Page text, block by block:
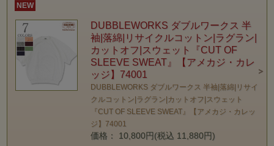
NEW
DUBBLEWORKS ダブルワークス 半
袖|落綿|リサイクルコットン|ラグラン|
カットオフ|スウェット『CUT OF
SLEEVE SWEAT』【アメカジ・カレ
ッジ】74001
DUBBLEWORKS ダブルワークス 半袖|落綿|リサイ
クルコットン|ラグラン|カットオフ|スウェット
『CUT OF SLEEVE SWEAT』【アメカジ・カレッ
ジ】74001
価格： 10,800円(税込 11,880円)